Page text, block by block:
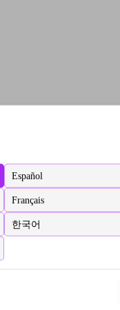
Español
Français
한국어